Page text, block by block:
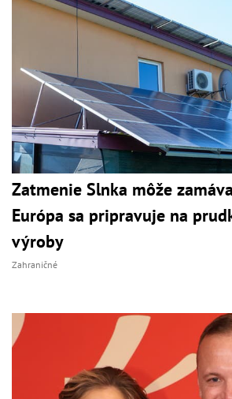
Zatmenie Slnka môže
Európa sa pripravuje na
výroby
Zahraničné